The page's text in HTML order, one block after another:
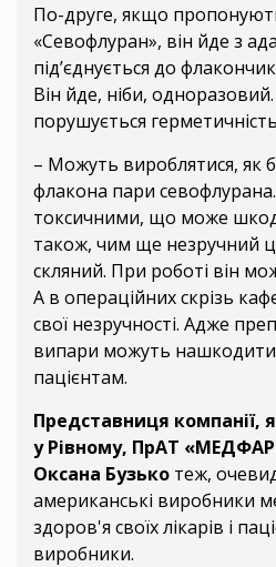
По-друге, якщо
«Севофлуран», він йде з
під’єднується до
Він йде, ніби,
порушується
– Можуть вироблятися, як
флакона пари
токсичними, що може
також, чим ще незручний
скляний. При роботі він
А в операційних скрізь
свої незручності. Адже
випари можуть
пацієнтам.
Представниця компанії,
у Рівному, ПрАТ
Оксана Бузько теж,
американські виробники
здоров'я своїх лікарів і
виробники.